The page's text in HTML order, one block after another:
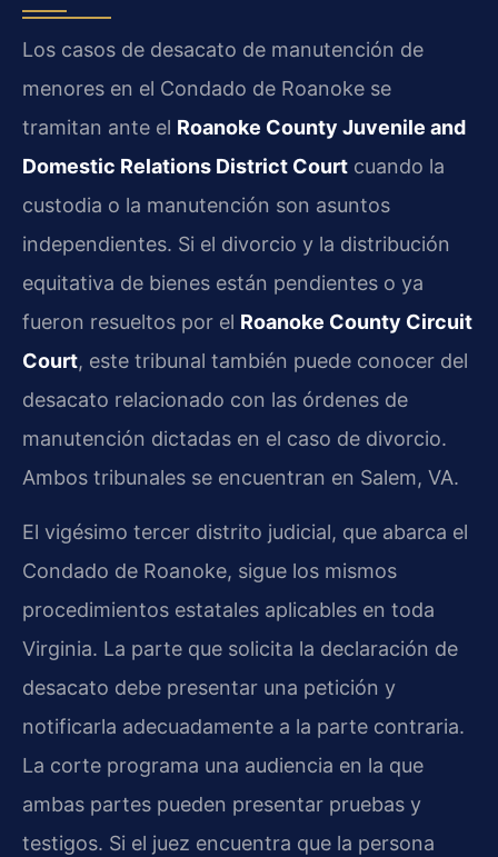
Los casos de desacato de manutención de
menores en el Condado de Roanoke se
tramitan ante el Roanoke County Juvenile and
Domestic Relations District Court cuando la
custodia o la manutención son asuntos
independientes. Si el divorcio y la distribución
equitativa de bienes están pendientes o ya
fueron resueltos por el Roanoke County Circuit
Court, este tribunal también puede conocer del
desacato relacionado con las órdenes de
manutención dictadas en el caso de divorcio.
Ambos tribunales se encuentran en Salem, VA.
El vigésimo tercer distrito judicial, que abarca el
Condado de Roanoke, sigue los mismos
procedimientos estatales aplicables en toda
Virginia. La parte que solicita la declaración de
desacato debe presentar una petición y
notificarla adecuadamente a la parte contraria.
La corte programa una audiencia en la que
ambas partes pueden presentar pruebas y
testigos. Si el juez encuentra que la persona